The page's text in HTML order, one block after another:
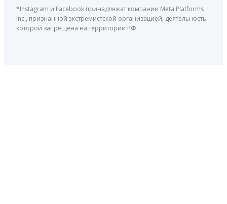
*Instagram и Facebook принадлежат компании Meta Platforms
Inc., признанной экстремистской организацией, деятельность
которой запрещена на территории РФ.